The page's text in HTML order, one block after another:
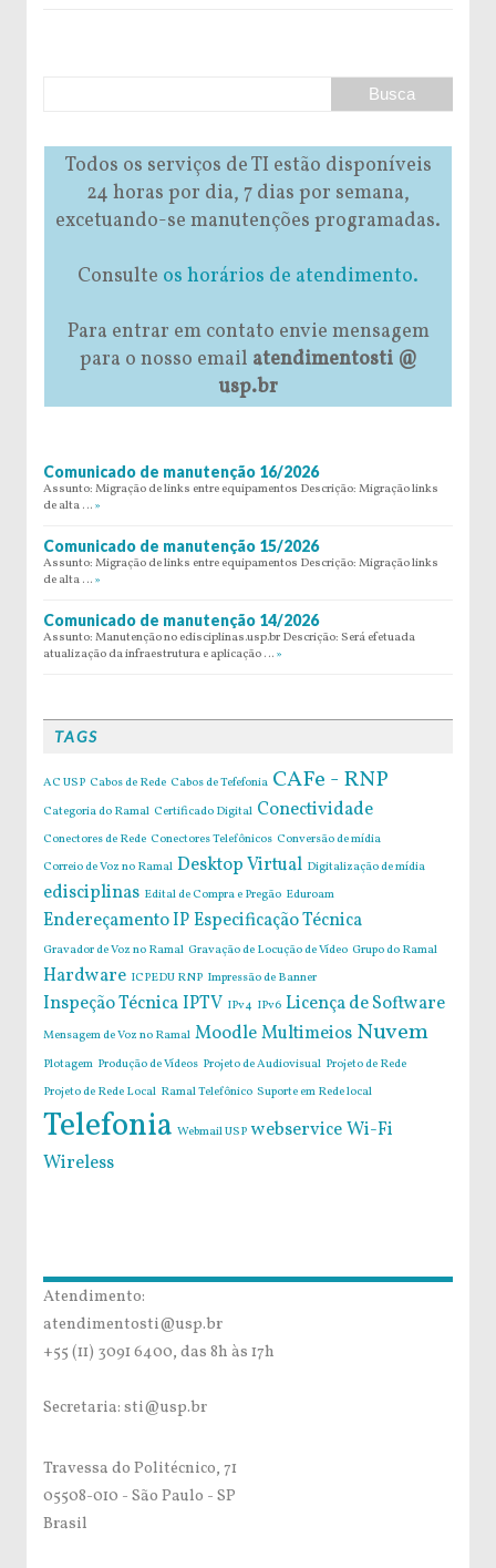
Todos os serviços de TI estão disponíveis
24 horas por dia, 7 dias por semana,
excetuando-se manutenções programadas.
Consulte os horários de atendimento.
Para entrar em contato envie mensagem
para o nosso email atendimentosti @
usp.br
Comunicado de manutenção 16/2026
Assunto: Migração de links entre equipamentos Descrição: Migração links
de alta … »
Comunicado de manutenção 15/2026
Assunto: Migração de links entre equipamentos Descrição: Migração links
de alta … »
Comunicado de manutenção 14/2026
Assunto: Manutenção no edisciplinas.usp.br Descrição: Será efetuada
atualização da infraestrutura e aplicação … »
TAGS
AC USP Cabos de Rede Cabos de Tefefonia CAFe - RNP
Categoria do Ramal Certificado Digital Conectividade
Conectores de Rede Conectores Telefônicos Conversão de mídia
Correio de Voz no Ramal Desktop Virtual Digitalização de mídia
edisciplinas Edital de Compra e Pregão Eduroam
Endereçamento IPEspecificação Técnica
Gravador de Voz no Ramal Gravação de Locução de Vídeo Grupo do Ramal
Hardware ICPEDU RNP Impressão de Banner
Inspeção TécnicaIPTV IPv4 IPv6 Licença de Software
Mensagem de Voz no Ramal MoodleMultimeios Nuvem
Plotagem Produção de Vídeos Projeto de Audiovisual Projeto de Rede
Projeto de Rede Local Ramal Telefônico Suporte em Rede local
Telefonia Webmail USP webserviceWi-Fi
Wireless
Atendimento:
atendimentosti@usp.br
+55 (11) 3091 6400, das 8h às 17h
Secretaria: sti@usp.br
Travessa do Politécnico, 71
05508-010 - São Paulo - SP
Brasil